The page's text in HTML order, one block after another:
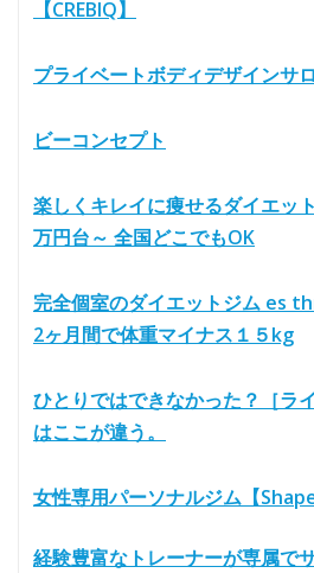
【CREBIQ】
プライベートボディデザインサロ
ビーコンセプト
楽しくキレイに痩せるダイエッ
万円台～ 全国どこでもOK
完全個室のダイエットジム es
2ヶ月間で体重マイナス１５kg
ひとりではできなかった？［ラ
はここが違う。
女性専用パーソナルジム【
経験豊富なトレーナーが専属で